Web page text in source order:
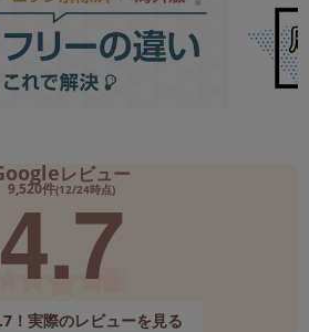
レビュー
9,520件(12/24時点)
4.7
！実際のレビューを見る